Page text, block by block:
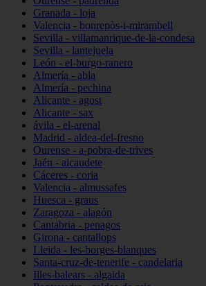
Granada - loja
Valencia - bonrepòs-i-mirambell
Sevilla - villamanrique-de-la-condesa
Sevilla - lantejuela
León - el-burgo-ranero
Almería - abla
Almería - pechina
Alicante - agost
Alicante - sax
ávila - el-arenal
Madrid - aldea-del-fresno
Ourense - a-pobra-de-trives
Jaén - alcaudete
Cáceres - coria
Valencia - almussafes
Huesca - graus
Zaragoza - alagón
Cantabria - penagos
Girona - cantallops
Lleida - les-borges-blanques
Santa-cruz-de-tenerife - candelaria
Illes-balears - algaida